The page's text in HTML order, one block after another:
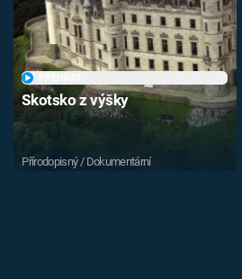
Skotsko z výšky
Přírodopisný / Dokumentární